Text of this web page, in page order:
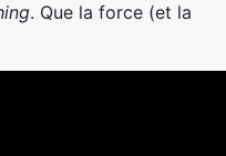
. Que la force (et la